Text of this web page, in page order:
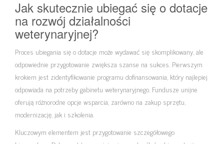
Jak skutecznie ubiegać się o dotacje
na rozwój działalności
weterynaryjnej?
Proces ubiegania się o dotacje może wydawać się skomplikowany, ale
odpowiednie przygotowanie zwiększa szanse na sukces. Pierwszym
krokiem jest zidentyfikowanie programu dofinansowania, który najlepiej
odpowiada na potrzeby gabinetu weterynaryjnego. Fundusze unijne
oferują różnorodne opcje wsparcia, zarówno na zakup sprzętu,
modernizację, jak i szkolenia.
Kluczowym elementem jest przygotowanie szczegółowego